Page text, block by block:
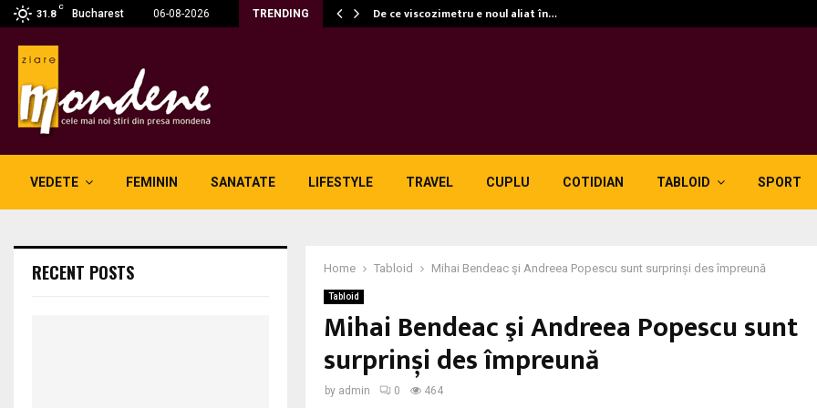
31.8
C
Bucharest 06-08-2026 TRENDING
fum: unde se potrivesc… De ce viscozimetru e noul aliat în…
VEDETE FEMININ SANATATE LIFESTYLE TRAVEL CUPLU COTIDIAN TABLOID SPORT
Home Tabloid Mihai Bendeac şi Andreea Popescu sunt surprinși des împreună
Tabloid
Mihai Bendeac şi Andreea Popescu sunt
surprinși des împreună
by admin 0 464
RECENT POSTS